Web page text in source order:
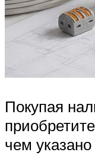
Покупая
чем